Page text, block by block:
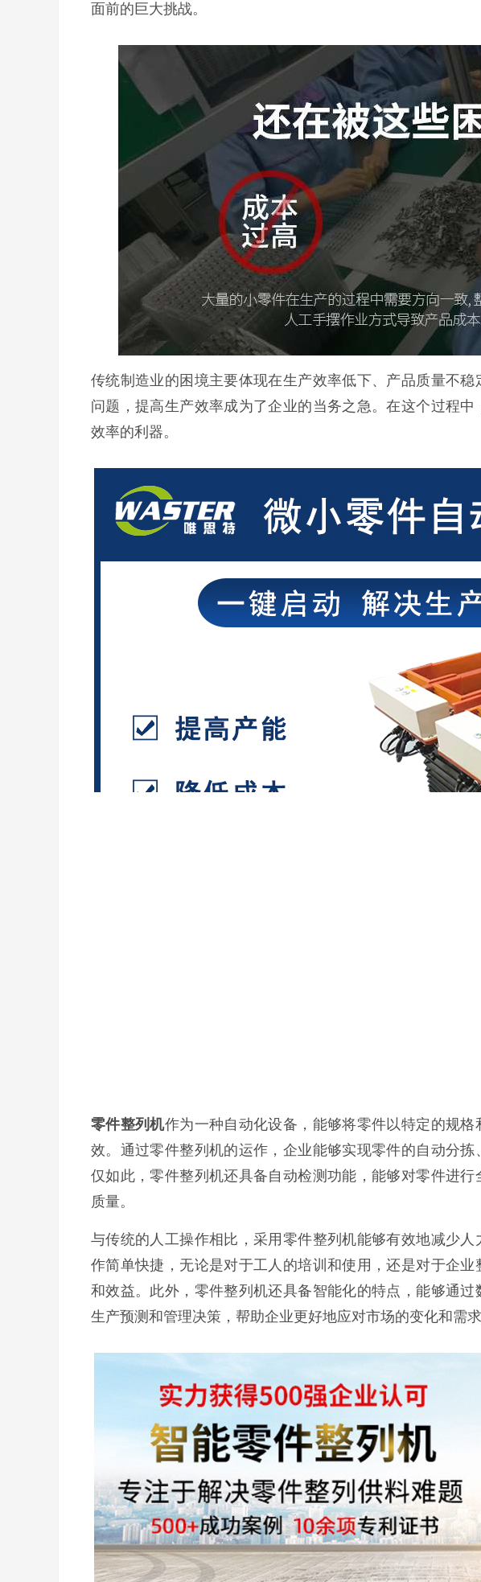
面前的巨大挑战。
传统制造业的困境主要体现在生产效率低下、产品质量不
问题，提高生产效率成为了企业的当务之急。在这个过程中
效率的利器。
零件整列机作为一种自动化设备，能够将零件以特定的规
效。通过零件整列机的运作，企业能够实现零件的自动分
仅如此，零件整列机还具备自动检测功能，能够对零件进
质量。
与传统的人工操作相比，采用零件整列机能够有效地减少人
作简单快捷，无论是对于工人的培训和使用，还是对于企
和效益。此外，零件整列机还具备智能化的特点，能够通
生产预测和管理决策，帮助企业更好地应对市场的变化和需求